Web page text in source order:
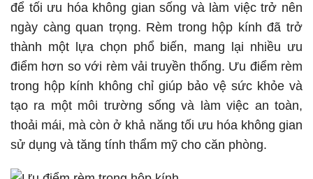
để tối ưu hóa không gian sống và làm việc trở nên
ngày càng quan trọng. Rèm trong hộp kính đã trở
thành một lựa chọn phổ biến, mang lại nhiều ưu
điểm hơn so với rèm vải truyền thống. Ưu điểm rèm
trong hộp kính không chỉ giúp bảo vệ sức khỏe và
tạo ra một môi trường sống và làm việc an toàn,
thoải mái, mà còn ở khả năng tối ưu hóa không gian
sử dụng và tăng tính thẩm mỹ cho căn phòng.